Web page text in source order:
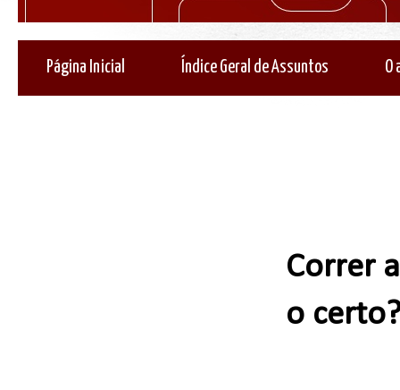
Página Inicial Índice Geral de Assuntos O
Correr
o